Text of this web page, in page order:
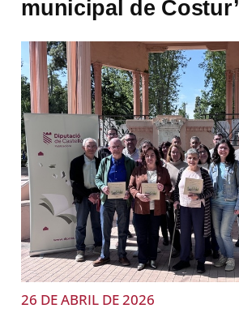
municipal de Costur’
26 DE ABRIL DE 2026